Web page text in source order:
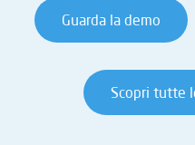
Guarda la demo
Scopri tutte